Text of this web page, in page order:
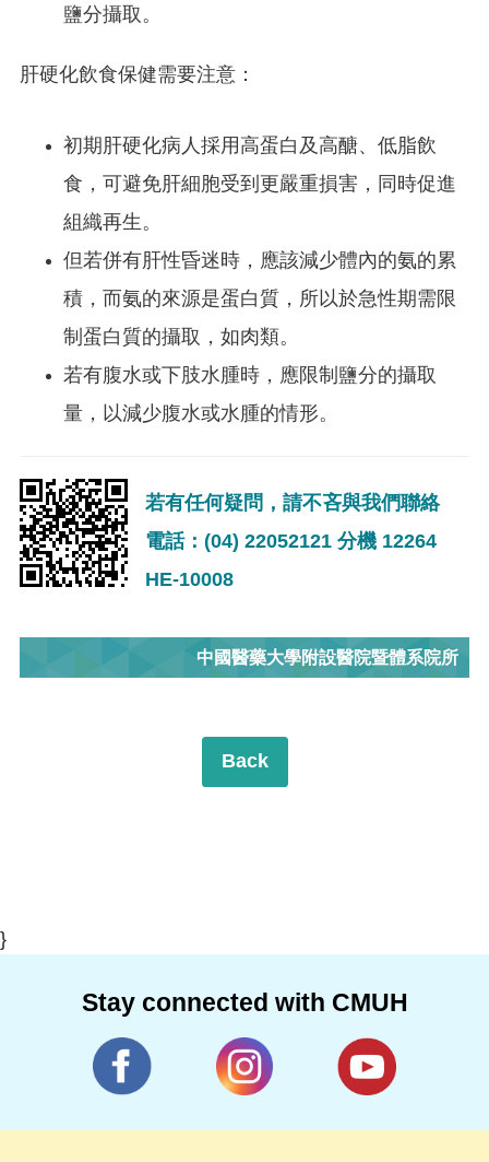
鹽分攝取。
肝硬化飲食保健需要注意：
初期肝硬化病人採用高蛋白及高醣、低脂飲
食，可避免肝細胞受到更嚴重損害，同時促進
組織再生。
但若併有肝性昏迷時，應該減少體內的氨的累
積，而氨的來源是蛋白質，所以於急性期需限
制蛋白質的攝取，如肉類。
若有腹水或下肢水腫時，應限制鹽分的攝取
量，以減少腹水或水腫的情形。
若有任何疑問，請不吝與我們聯絡
電話：(04) 22052121 分機 12264
HE-10008
中國醫藥大學附設醫院暨體系院所
Back
}
Stay connected with CMUH